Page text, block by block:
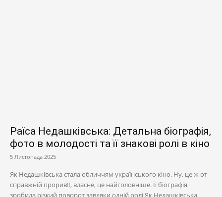
Раїса Недашківська: Детальна біографія,
фото в молодості та її знакові ролі в кіно
5 Листопада 2025
Як Недашківська стала обличчям українського кіно. Ну, це ж от
справжній прорив!І, власне, це найголовніше. Її біографія
зробила різкий поворот завдяки одній ролі.Як Недашківська